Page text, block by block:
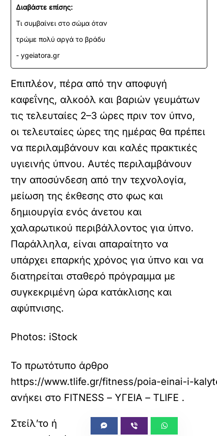
Διαβάστε επίσης:
Τι συμβαίνει στο σώμα όταν
τρώμε πολύ αργά το βράδυ
- ygeiatora.gr
Επιπλέον, πέρα από την αποφυγή
καφεΐνης, αλκοόλ και βαριών γευμάτων
τις τελευταίες 2–3 ώρες πριν τον ύπνο,
οι τελευταίες ώρες της ημέρας θα πρέπει
να περιλαμβάνουν και καλές πρακτικές
υγιεινής ύπνου. Αυτές περιλαμβάνουν
την αποσύνδεση από την τεχνολογία,
μείωση της έκθεσης στο φως και
δημιουργία ενός άνετου και
χαλαρωτικού περιβάλλοντος για ύπνο.
Παράλληλα, είναι απαραίτητο να
υπάρχει επαρκής χρόνος για ύπνο και να
διατηρείται σταθερό πρόγραμμα με
συγκεκριμένη ώρα κατάκλισης και
αφύπνισης.
Photos: iStock
Το πρωτότυπο άρθρο
https://www.tlife.gr/fitness/poia-einai-i-
ανήκει στο FITNESS – ΥΓΕΙΑ – TLIFE .